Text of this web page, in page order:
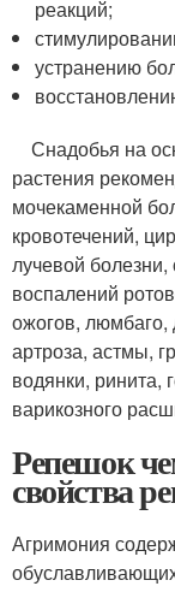
реакций;
устранению
Снадобья на
растения
мочекаменной
кровотечений,
лучевой
воспалений
ожогов, люмбаго,
артроза, астмы,
водянки, ринита,
варикозного
Репешок
свойства
Агримония